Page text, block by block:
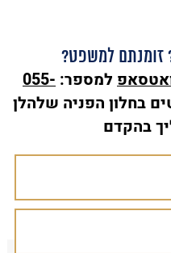
זומנתם למשפט?
למספר: 055-
בחלון הפניה שלהלן
בהקדם